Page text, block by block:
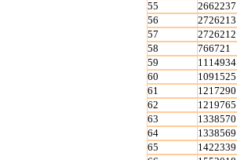
55
2662237
56
2726213
57
2726212
58
766721
59
1114934
60
1091525
61
1217290
62
1219765
63
1338570
64
1338569
65
1422339